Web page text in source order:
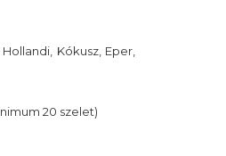
Kókusz, Eper,
20 szelet)